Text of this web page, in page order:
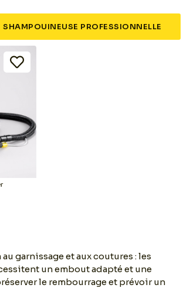
SHAMPOUINEUSE PROFESSIONNELLE
garnissage et aux coutures : les
un embout adapté et une
le rembourrage et prévoir un